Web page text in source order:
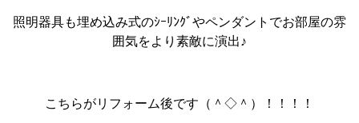
照明器具も埋め込み式のｼｰﾘﾝｸﾞやペンダントでお部屋の雰
囲気をより素敵に演出♪
こちらがリフォーム後です（＾◇＾）！！！！